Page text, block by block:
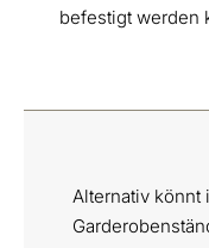
befestigt werden
Alternativ könnt